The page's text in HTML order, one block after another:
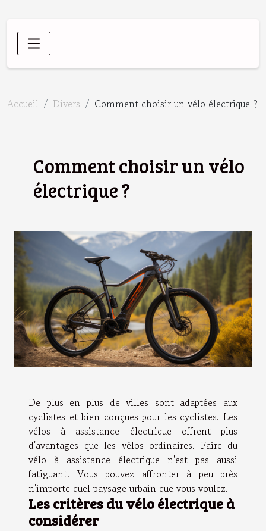
Accueil Divers Comment choisir un vélo électrique ?
Comment choisir un vélo
électrique ?
De plus en plus de villes sont adaptées aux
cyclistes et bien conçues pour les cyclistes. Les
vélos à assistance électrique offrent plus
d'avantages que les vélos ordinaires. Faire du
vélo à assistance électrique n'est pas aussi
fatiguant. Vous pouvez affronter à peu près
n'importe quel paysage urbain que vous voulez.
Les critères du vélo électrique à
considérer